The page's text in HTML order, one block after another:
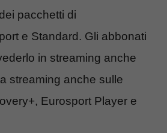
pacchetti di
e Standard. Gli abbonati
in streaming anche
streaming anche sulle
Eurosport Player e